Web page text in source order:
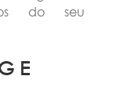
do seu
E